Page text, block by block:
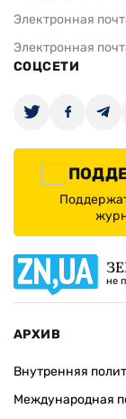
Электронная
Электронная
СОЦСЕТИ
не
АРХИВ
Внутренняя
Международная